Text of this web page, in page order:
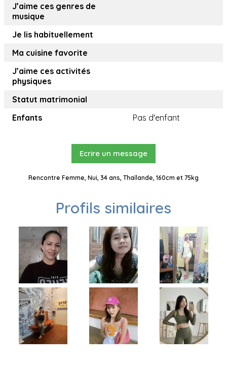
J’aime ces genres de
musique
Je lis habituellement
Ma cuisine favorite
J’aime ces activités
physiques
Statut matrimonial
Enfants
Pas d'enfant
Ecrire un message
Rencontre Femme, Nui, 34 ans, Thaïlande, 160cm et 75kg
Profils similaires